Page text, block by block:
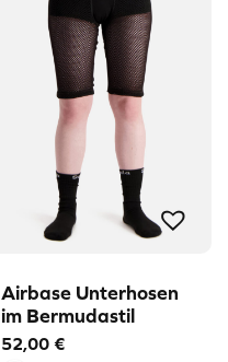
Airbase Unterhosen
im Bermudastil
52,00 €